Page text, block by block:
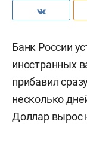
Банк России
иностранных
прибавил
несколько
Доллар вырос